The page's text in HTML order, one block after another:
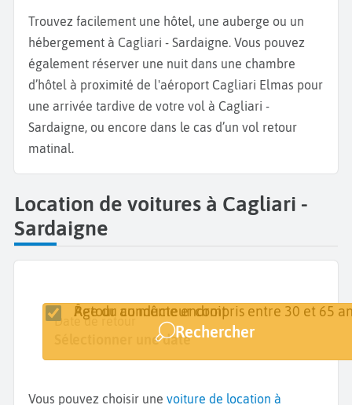
Trouvez facilement une hôtel, une auberge ou un
hébergement à Cagliari - Sardaigne. Vous pouvez
également réserver une nuit dans une chambre
d’hôtel à proximité de l'aéroport Cagliari Elmas pour
une arrivée tardive de votre vol à Cagliari -
Sardaigne, ou encore dans le cas d’un vol retour
matinal.
Location de voitures à Cagliari -
Sardaigne
Lieu de retrait
Date de retrait
Sélectionner une date
Date de retour
Sélectionner une date
Retour au même endroit
Âge du conducteur compris entre 30 et 65
Rechercher
Vous pouvez choisir une voiture de location à